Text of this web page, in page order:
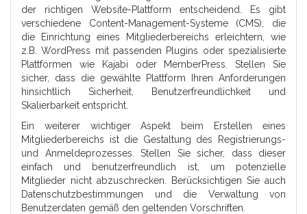
der richtigen Website-Plattform entscheidend. Es gibt
verschiedene Content-Management-Systeme (CMS), die
die Einrichtung eines Mitgliederbereichs erleichtern, wie
z.B. WordPress mit passenden Plugins oder spezialisierte
Plattformen wie Kajabi oder MemberPress. Stellen Sie
sicher, dass die gewählte Plattform Ihren Anforderungen
hinsichtlich Sicherheit, Benutzerfreundlichkeit und
Skalierbarkeit entspricht.
Ein weiterer wichtiger Aspekt beim Erstellen eines
Mitgliederbereichs ist die Gestaltung des Registrierungs-
und Anmeldeprozesses. Stellen Sie sicher, dass dieser
einfach und benutzerfreundlich ist, um potenzielle
Mitglieder nicht abzuschrecken. Berücksichtigen Sie auch
Datenschutzbestimmungen und die Verwaltung von
Benutzerdaten gemäß den geltenden Vorschriften.